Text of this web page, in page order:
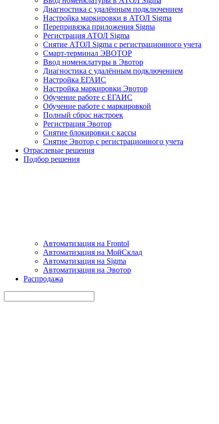
Диагностика с удалённым подключением
Настройка маркировки в АТОЛ Sigma
Перепривязка приложения Sigma
Регистрация АТОЛ Sigma
Снятие АТОЛ Sigma с регистрационного учета
Смарт-терминал ЭВОТОР
Ввод номенклатуры в Эвотор
Диагностика с удалённым подключением
Настройка ЕГАИС
Настройка маркировки Эвотор
Обучение работе с ЕГАИС
Обучение работе с маркировкой
Полный сброс настроек
Регистрация Эвотор
Снятие блокировки с кассы
Снятие Эвотор с регистрационного учета
Отраслевые решения
Подбор решения
Автоматизация на Frontol
Автоматизация на МойСклад
Автоматизация на Sigma
Автоматизация на Эвотор
Распродажа